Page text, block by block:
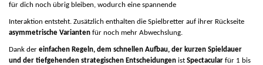
für dich noch übrig bleiben, wodurch eine spannende
Interaktion entsteht. Zusätzlich enthalten die Spielbretter auf ihrer Rückseite
asymmetrische Varianten für noch mehr Abwechslung.
Dank der einfachen Regeln, dem schnellen Aufbau, der kurzen Spieldauer
und der tiefgehenden strategischen Entscheidungen ist Spectacular für 1 bis